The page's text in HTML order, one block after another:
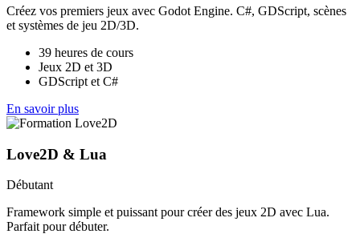
Créez vos premiers jeux avec Godot Engine. C#, GDScript, scènes
et systèmes de jeu 2D/3D.
39 heures de cours
Jeux 2D et 3D
GDScript et C#
En savoir plus
Love2D & Lua
Débutant
Framework simple et puissant pour créer des jeux 2D avec Lua.
Parfait pour débuter.